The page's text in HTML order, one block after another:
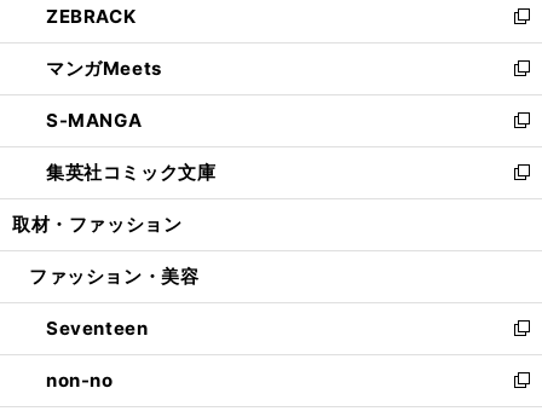
く
で
開
く
ド
ウ
で
開
く
ィ
ン
ド
ウ
で
開
く
い
ウ
ィ
ン
ド
ウ
で
開
ZEBRACK
新
し
い
ウ
ィ
ン
ド
ウ
開
マンガMeets
新
し
い
ウ
ィ
ン
ウ
開
く
S-MANGA
新
し
い
ウ
ン
ウ
で
開
く
集英社コミック文庫
新
し
ウ
ン
ド
ウ
で
開
取材・ファッション
ファッション・美容
Seventeen
新
し
い
ウ
non-no
新
し